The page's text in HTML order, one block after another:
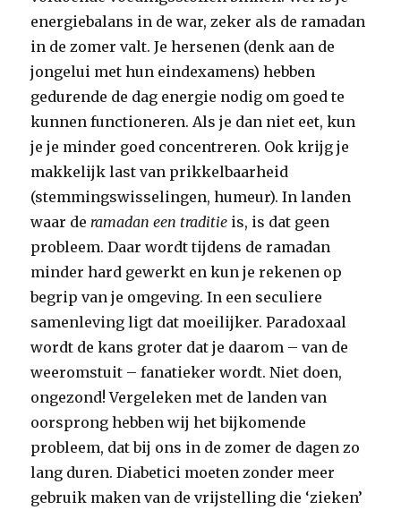
energiebalans in de war, zeker als de ramadan
in de zomer valt. Je hersenen (denk aan de
jongelui met hun eindexamens) hebben
gedurende de dag energie nodig om goed te
kunnen functioneren. Als je dan niet eet, kun
je je minder goed concentreren. Ook krijg je
makkelijk last van prikkelbaarheid
(stemmingswisselingen, humeur). In landen
waar deramadan een traditie is, is dat geen
probleem. Daar wordt tijdens de ramadan
minder hard gewerkt en kun je rekenen op
begrip van je omgeving. In een seculiere
samenleving ligt dat moeilijker. Paradoxaal
wordt de kans groter dat je daarom – van de
weeromstuit – fanatieker wordt. Niet doen,
ongezond! Vergeleken met de landen van
oorsprong hebben wij het bijkomende
probleem, dat bij ons in de zomer de dagen zo
lang duren. Diabetici moeten zonder meer
gebruik maken van de vrijstelling die ‘zieken’